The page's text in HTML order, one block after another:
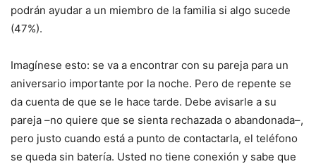
podrán ayudar a un miembro de la familia si algo sucede
(47%).
Imagínese esto: se va a encontrar con su pareja para un
aniversario importante por la noche. Pero de repente se
da cuenta de que se le hace tarde. Debe avisarle a su
pareja –no quiere que se sienta rechazada o abandonada–,
pero justo cuando está a punto de contactarla, el teléfono
se queda sin batería. Usted no tiene conexión y sabe que